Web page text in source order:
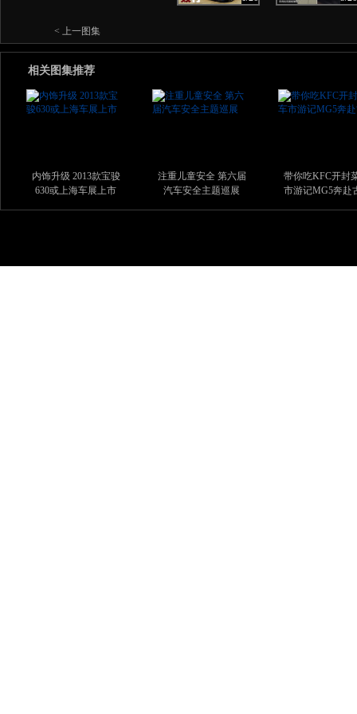
< 上一图集
相关图集推荐
内饰升级 2013款宝骏
630或上海车展上市
注重儿童安全 第六届
汽车安全主题巡展
带你吃KFC开封
市游记MG5奔赴